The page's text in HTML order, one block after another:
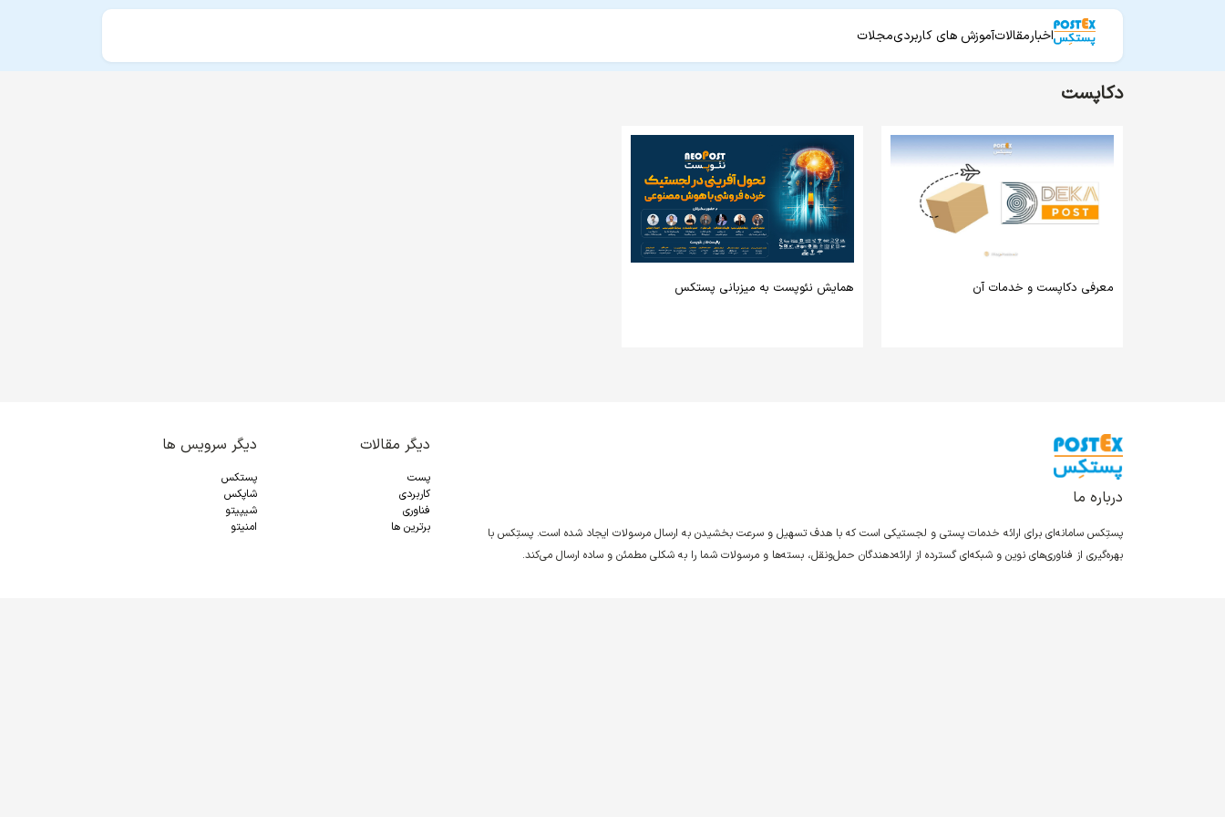
اخبارمقالاتآموزش های کاربردیمجلات
دکاپست
معرفی دکاپست و خدمات آن همایش نئوپست به میزبانی پستکس
درباره ما
پستِکس سامانه‌ای برای ارائه خدمات پستی و لجستیکی است که با هدف تسهیل و سرعت بخشیدن به ارسال مرسولات ایجاد شده است. پستِکس با
بهره‌گیری از فناوری‌های نوین و شبکه‌ای گسترده از ارائه‌دهندگان حمل‌ونقل، بسته‌ها و مرسولات شما را به شکلی مطمئن و ساده ارسال می‌کند.
دیگر مقالات
پست
کاربردی
فناوری
برترین ها
دیگر سرویس ها
پستکس
شاپکس
شیپیتو
امنیتو